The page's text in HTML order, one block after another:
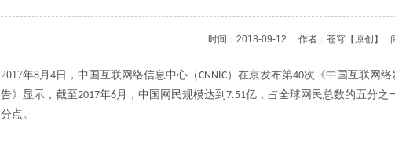
时间：2018-09-12 作者：苍穹【原创】
2017年8月 4 日，中国互联网络信息中心（CNNIC）在京发布第40次《中国互联网
告》显示，截至2017年6月，中国网民规模达到 7.51亿，占全球网民总数的五分之
分点。